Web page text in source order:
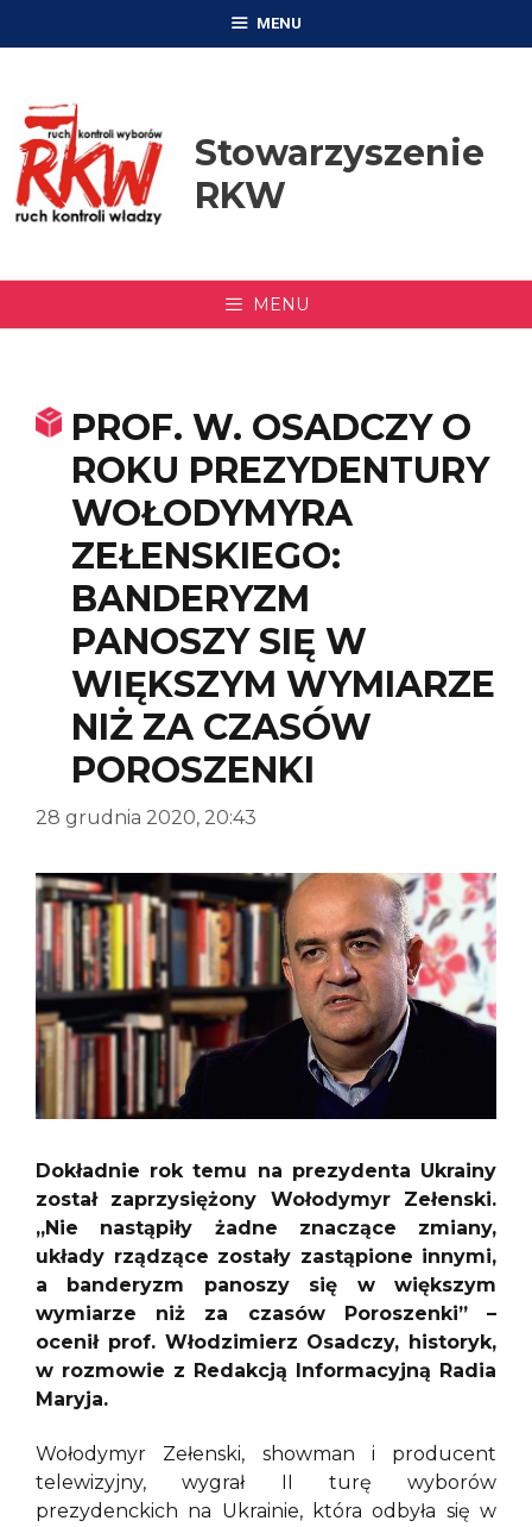
MENU
Stowarzyszenie
RKW
MENU
PROF. W. OSADCZY O
ROKU PREZYDENTURY
WOŁODYMYRA
ZEŁENSKIEGO:
BANDERYZM
PANOSZY SIĘ W
WIĘKSZYM WYMIARZE
NIŻ ZA CZASÓW
POROSZENKI
28 grudnia 2020, 20:43
Dokładnie rok temu na prezydenta Ukrainy
został zaprzysiężony Wołodymyr Zełenski.
„Nie nastąpiły żadne znaczące zmiany,
układy rządzące zostały zastąpione innymi,
a banderyzm panoszy się w większym
wymiarze niż za czasów Poroszenki” –
ocenił prof. Włodzimierz Osadczy, historyk,
w rozmowie z Redakcją Informacyjną Radia
Maryja.
Wołodymyr Zełenski, showman i producent
telewizyjny, wygrał II turę wyborów
prezydenckich na Ukrainie, która odbyła się w